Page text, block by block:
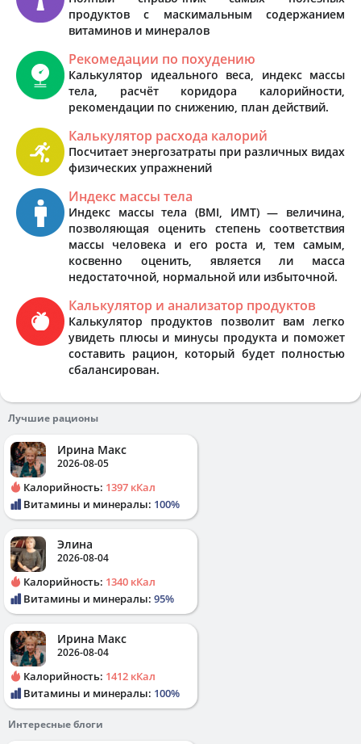
продуктов с маскимальным содержанием
витаминов и минералов
Рекомедации по похудению
Калькулятор идеального веса, индекс массы
тела, расчёт коридора калорийности,
рекомендации по снижению, план действий.
Калькулятор расхода калорий
Посчитает энергозатраты при различных видах
физических упражнений
Индекс массы тела
Индекс массы тела (BMI, ИМТ) — величина,
позволяющая оценить степень соответствия
массы человека и его роста и, тем самым,
косвенно оценить, является ли масса
недостаточной, нормальной или избыточной.
Калькулятор и анализатор продуктов
Калькулятор продуктов позволит вам легко
увидеть плюсы и минусы продукта и поможет
составить рацион, который будет полностью
сбалансирован.
Лучшие рационы
Ирина Макс
2026-08-05
Калорийность: 1397 кКал
Витамины и минералы: 100%
Элина
2026-08-04
Калорийность: 1340 кКал
Витамины и минералы: 95%
Ирина Макс
2026-08-04
Калорийность: 1412 кКал
Витамины и минералы: 100%
Интересные блоги